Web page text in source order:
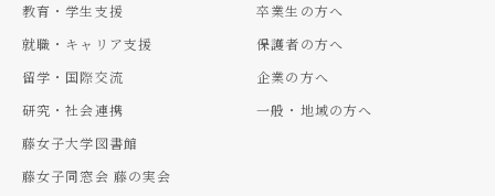
教育・学生支援
就職・キャリア支援
留学・国際交流
研究・社会連携
藤女子大学図書館
藤女子同窓会 藤の実会
卒業生の方へ
保護者の方へ
企業の方へ
一般・地域の方へ